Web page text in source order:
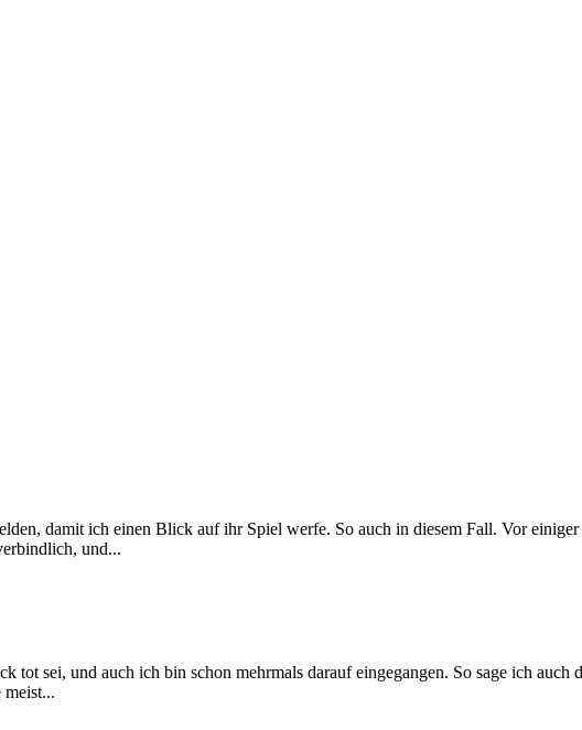
damit ich einen Blick auf ihr Spiel werfe. So auch in diesem Fall. Vor
und...
sei,­ und auch ich bin schon mehrmals darauf eingegangen. So sage ich auch